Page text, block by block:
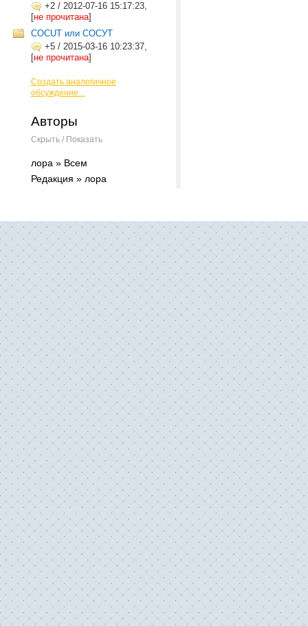
+2 / 2012-07-16 15:17:23,
[не прочитана]
COCUT или СОСУТ
+5 / 2015-03-16 10:23:37,
[не прочитана]
Создать аналогичное
обсуждение...
Авторы
Скрыть / Показать
лора » Всем
Редакция » лора